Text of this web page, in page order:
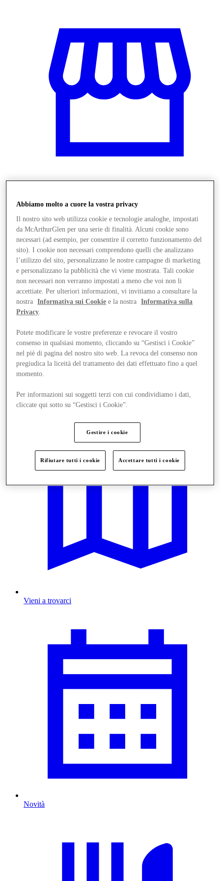
Offerte
Vieni a trovarci
Novità
Abbiamo molto a cuore la vostra privacy
Il nostro sito web utilizza cookie e tecnologie analoghe, impostati
da McArthurGlen per una serie di finalità. Alcuni cookie sono
necessari (ad esempio, per consentire il corretto funzionamento del
sito). I cookie non necessari comprendono quelli che analizzano
l’utilizzo del sito, personalizzano le nostre campagne di marketing
e personalizzano la pubblicità che vi viene mostrata. Tali cookie
non necessari non verranno impostati a meno che voi non li
accettiate. Per ulteriori informazioni, vi invitiamo a consultare la
nostra
Informativa sui Cookie e la nostra
Informativa sulla
Privacy
Potete modificare le vostre preferenze e revocare il vostro
consenso in qualsiasi momento, cliccando su “Gestisci i Cookie”
nel piè di pagina del nostro sito web. La revoca del consenso non
pregiudica la liceità del trattamento dei dati effettuato fino a quel
momento.
Per informazioni sui soggetti terzi con cui condividiamo i dati,
cliccate qui sotto su “Gestisci i Cookie”.
Gestire i cookie
Rifiutare tutti i cookie Accettare tutti i cookie